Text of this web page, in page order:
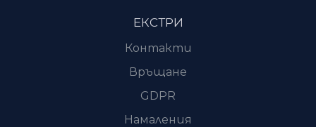
ЕКСТРИ
Контакти
Връщане
GDPR
Намаления